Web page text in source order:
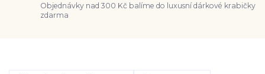
Objednávky nad 300 Kč balíme do luxusní dárkové krabičky
zdarma